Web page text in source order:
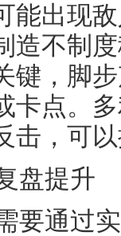
能出现
造不制
键，脚
卡点。
击，可
盘提升
要通过